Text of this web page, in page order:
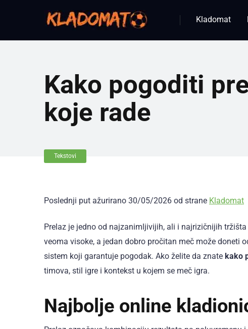
Kladomat
Kako pogoditi
koje rade
Tekstovi
Poslednji put ažurirano 30/05/2026 od strane Kladomat
Prelaz je jedno od najzanimljivijih, ali i najrizičnijih
veoma visoke, a jedan dobro pročitan meč može doneti
sistem koji garantuje pogodak. Ako želite da znate kako
timova, stil igre i kontekst u kojem se meč igra.
Najbolje online